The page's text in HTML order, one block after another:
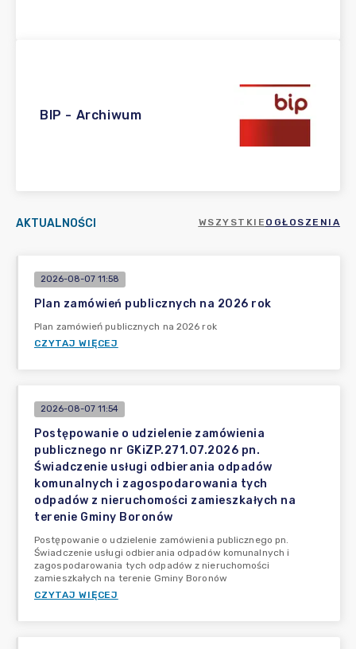
BIP - Archiwum
AKTUALNOŚCI WSZYSTKIE OGŁOSZENIA
2026-08-07 11:58
Plan zamówień publicznych na 2026 rok
Plan zamówień publicznych na 2026 rok
CZYTAJ WIĘCEJ
2026-08-07 11:54
Postępowanie o udzielenie zamówienia
publicznego nr GKiZP.271.07.2026 pn.
Świadczenie usługi odbierania odpadów
komunalnych i zagospodarowania tych
odpadów z nieruchomości zamieszkałych na
terenie Gminy Boronów
Postępowanie o udzielenie zamówienia publicznego pn.
Świadczenie usługi odbierania odpadów komunalnych i
zagospodarowania tych odpadów z nieruchomości
zamieszkałych na terenie Gminy Boronów
CZYTAJ WIĘCEJ